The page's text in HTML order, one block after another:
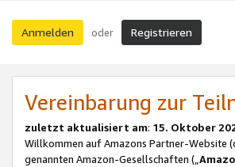
Anmelden oder Registrieren
Vereinbarung zur
zuletzt aktualisiert am: 15. Oktober
Willkommen auf Amazons Partner-Website
genannten Amazon-Gesellschaften („